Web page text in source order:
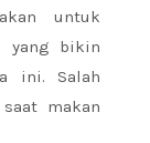
untuk
yang bikin
ini. Salah
makan